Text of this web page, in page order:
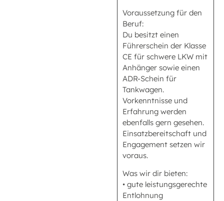
Voraussetzung für den
Beruf:
Du besitzt einen
Führerschein der Klasse
CE für schwere LKW mit
Anhänger sowie einen
ADR-Schein für
Tankwagen.
Vorkenntnisse und
Erfahrung werden
ebenfalls gern gesehen.
Einsatzbereitschaft und
Engagement setzen wir
voraus.
Was wir dir bieten:
• gute leistungsgerechte
Entlohnung